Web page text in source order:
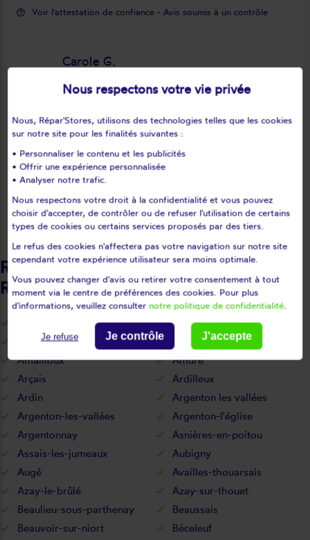
help_outline Voir l'attestation de confiance - Avis soumis à un contrôle
Carole G.
star_ratestar_rate star_rate star_ratestar_rate
Excellent travail réalisé avec soin par
les 2 intervenants. Ils ont dû démontrer
entièrement le double store et le
remonter à l'endroit avant de changer
neuf, parfaitement positionné et
fonctionnel. Je recommande vivement
cette entreprise.
Avis déposé le 01/08/2026
Retrouvez nos intervenants
Répar'stores - Deux-Sèvres
Aiffres
Aigonnay
Airvault
Amailloux
Amuré
Arçais
Ardilleux
Ardin
Argenton les vallées
Argenton-les-vallées
Argenton-l'église
Argentonnay
Asnières-en-poitou
Assais-les-jumeaux
Aubigny
Augé
Availles-thouarsais
Azay-le-brûlé
Azay-sur-thouet
Beaulieu-sous-parthenay
Beaussais
Beauvoir-sur-niort
Béceleuf
Nous respectons votre vie privée
Nous, Répar'Stores, utilisons des technologies telles que les cookies
sur notre site pour les finalités suivantes :
• Personnaliser le contenu et les publicités
• Offrir une expérience personnalisée
• Analyser notre trafic.
Nous respectons votre droit à la confidentialité et vous pouvez
choisir d'accepter, de contrôler ou de refuser l'utilisation de certains
types de cookies ou certains services proposés par des tiers.
Le refus des cookies n'affectera pas votre navigation sur notre site
cependant votre expérience utilisateur sera moins optimale.
Vous pouvez changer d'avis ou retirer votre consentement à tout
moment via le centre de préférences des cookies. Pour plus
d'informations, veuillez consulter notre politique de confidentialité.
Je refuse Je contrôle J'accepte